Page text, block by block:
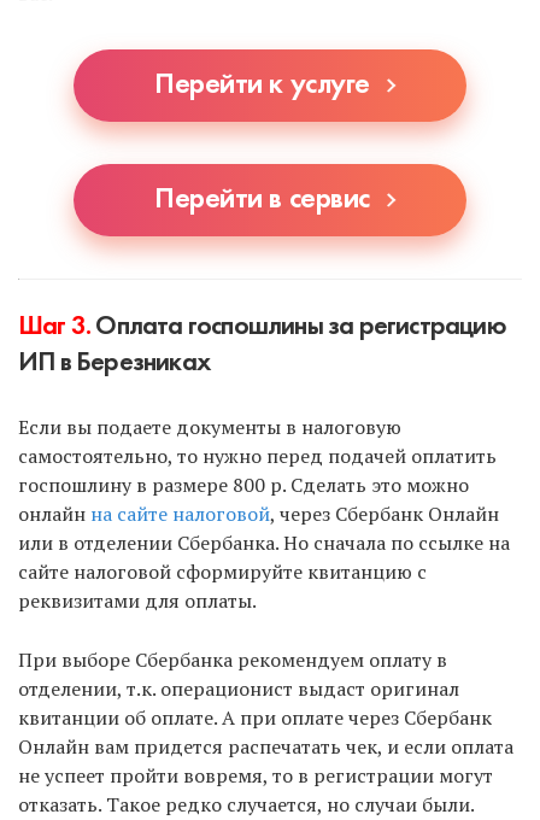
специалист, если вы выберете УСН.
Перейти к услуге
Перейти в сервис
Шаг 3. Оплата госпошлины за регистрацию
ИП в Березниках
Если вы подаете документы в налоговую
самостоятельно, то нужно перед подачей оплатить
госпошлину в размере 800 р. Сделать это можно
онлайн на сайте налоговой, через Сбербанк Онлайн
или в отделении Сбербанка. Но сначала по ссылке на
сайте налоговой сформируйте квитанцию с
реквизитами для оплаты.
При выборе Сбербанка рекомендуем оплату в
отделении, т.к. операционист выдаст оригинал
квитанции об оплате. А при оплате через Сбербанк
Онлайн вам придется распечатать чек, и если оплата
не успеет пройти вовремя, то в регистрации могут
отказать. Такое редко случается, но случаи были.